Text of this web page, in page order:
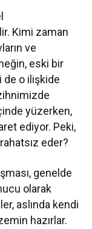
Kimi zaman
ve
eski bir
de o ilişkide
yüzerken,
ediyor. Peki,
eder?
genelde
olarak
aslında kendi
hazırlar.